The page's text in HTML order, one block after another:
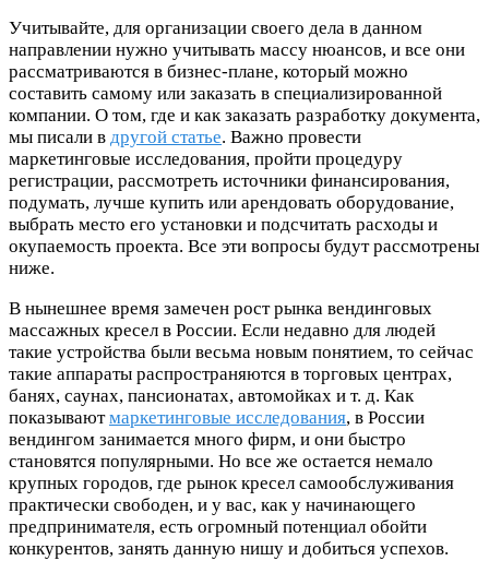
Учитывайте, для организации своего дела в данном
направлении нужно учитывать массу нюансов, и все они
рассматриваются в бизнес-плане, который можно
составить самому или заказать в специализированной
компании. О том, где и как заказать разработку документа,
мы писали в другой статье. Важно провести
маркетинговые исследования, пройти процедуру
регистрации, рассмотреть источники финансирования,
подумать, лучше купить или арендовать оборудование,
выбрать место его установки и подсчитать расходы и
окупаемость проекта. Все эти вопросы будут рассмотрены
ниже.
В нынешнее время замечен рост рынка вендинговых
массажных кресел в России. Если недавно для людей
такие устройства были весьма новым понятием, то сейчас
такие аппараты распространяются в торговых центрах,
банях, саунах, пансионатах, автомойках и т. д. Как
показываютмаркетинговые исследования, в России
вендингом занимается много фирм, и они быстро
становятся популярными. Но все же остается немало
крупных городов, где рынок кресел самообслуживания
практически свободен, и у вас, как у начинающего
предпринимателя, есть огромный потенциал обойти
конкурентов, занять данную нишу и добиться успехов.